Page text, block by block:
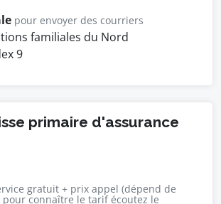
pour envoyer des courriers
familiales du Nord
9
primaire d'assurance
gratuit + prix appel (dépend de
connaître le tarif écoutez le